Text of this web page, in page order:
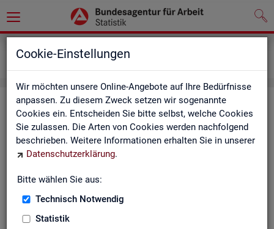
Cookie-Einstellungen
Wir möchten unsere Online-Angebote auf Ihre Bedürfnisse
anpassen. Zu diesem Zweck setzen wir sogenannte
Cookies ein. Entscheiden Sie bitte selbst, welche Cookies
Sie zulassen. Die Arten von Cookies werden nachfolgend
beschrieben. Weitere Informationen erhalten Sie in unserer
Datenschutzerklärung.
Bitte wählen Sie aus:
Technisch Notwendig
Statistik
Kenn­zah­len­steck­brie­fe
Die Steck­brie­fe in­for­mie­ren über De­fi­ni­ti­on, Aus­sa­ge­kraft, Be­
rech­nung und Da­ten­quel­len der Kenn­zah­len, die in der Sta­tis­
tik der Bun­des­agen­tur für Ar­beit vor­kom­men.
Ab­gangs­ra­te
Ab­gangs­ra­te Ar­beits­lo­se